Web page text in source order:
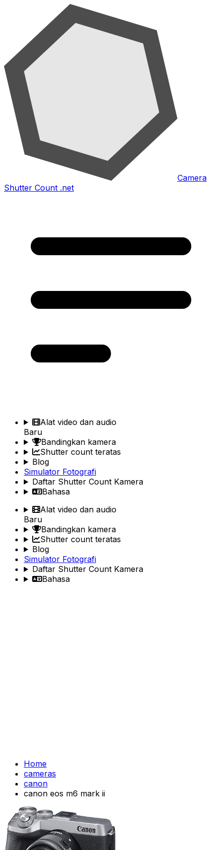
Camera
Shutter Count .net
Alat video dan audio
Baru
Bandingkan kamera
Shutter count teratas
Blog
Simulator Fotografi
Daftar Shutter Count Kamera
Bahasa
Alat video dan audio
Baru
Bandingkan kamera
Shutter count teratas
Blog
Simulator Fotografi
Daftar Shutter Count Kamera
Bahasa
Home
cameras
canon
canon eos m6 mark ii